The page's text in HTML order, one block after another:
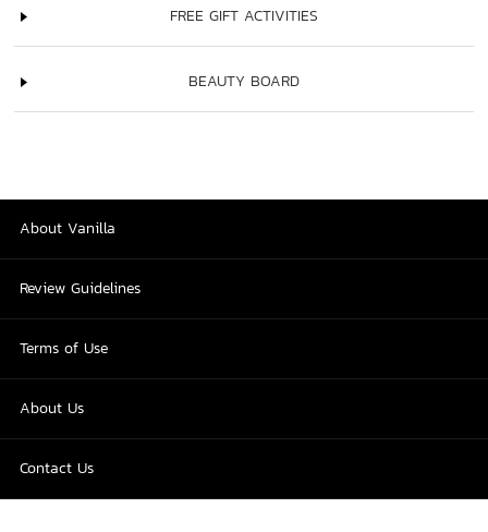
FREE GIFT ACTIVITIES
BEAUTY BOARD
About Vanilla
Review Guidelines
Terms of Use
About Us
Contact Us